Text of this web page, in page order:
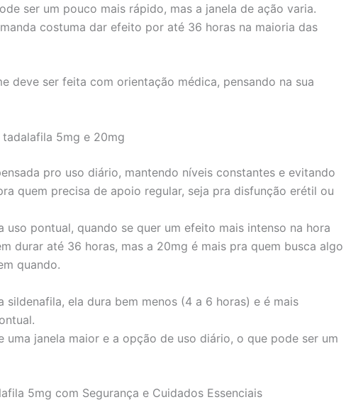
ser um pouco mais rápido, mas a janela de ação varia.
costuma dar efeito por até 36 horas na maioria das
deve ser feita com orientação médica, pensando na sua
5mg e 20mg
pro uso diário, mantendo níveis constantes e evitando
quem precisa de apoio regular, seja pra disfunção erétil ou
uso pontual, quando se quer um efeito mais intenso na hora
durar até 36 horas, mas a 20mg é mais pra quem busca algo
quando.
sildenafila, ela dura bem menos (4 a 6 horas) e é mais
uma janela maior e a opção de uso diário, o que pode ser um
5mg com Segurança e Cuidados Essenciais